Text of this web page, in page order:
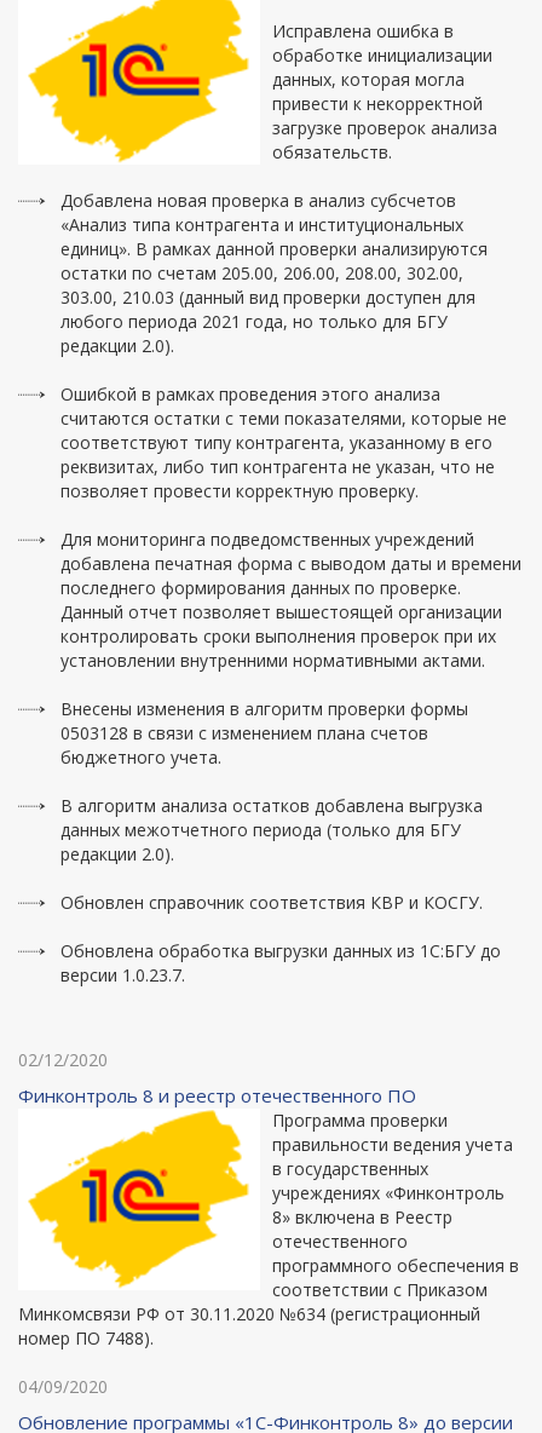
Исправлена ошибка в
обработке инициализации
данных, которая могла
привести к некорректной
загрузке проверок анализа
обязательств.
Добавлена новая проверка в анализ субсчетов
«Анализ типа контрагента и институциональных
единиц». В рамках данной проверки анализируются
остатки по счетам 205.00, 206.00, 208.00, 302.00,
303.00, 210.03 (данный вид проверки доступен для
любого периода 2021 года, но только для БГУ
редакции 2.0).
Ошибкой в рамках проведения этого анализа
считаются остатки с теми показателями, которые не
соответствуют типу контрагента, указанному в его
реквизитах, либо тип контрагента не указан, что не
позволяет провести корректную проверку.
Для мониторинга подведомственных учреждений
добавлена печатная форма с выводом даты и времени
последнего формирования данных по проверке.
Данный отчет позволяет вышестоящей организации
контролировать сроки выполнения проверок при их
установлении внутренними нормативными актами.
Внесены изменения в алгоритм проверки формы
0503128 в связи с изменением плана счетов
бюджетного учета.
В алгоритм анализа остатков добавлена выгрузка
данных межотчетного периода (только для БГУ
редакции 2.0).
Обновлен справочник соответствия КВР и КОСГУ.
Обновлена обработка выгрузки данных из 1С:БГУ до
версии 1.0.23.7.
02/12/2020
Финконтроль 8 и реестр отечественного ПО
Программа проверки
правильности ведения учета
в государственных
учреждениях «Финконтроль
8» включена в Реестр
отечественного
программного обеспечения в
соответствии с Приказом
Минкомсвязи РФ от 30.11.2020 №634 (регистрационный
номер ПО 7488).
04/09/2020
Обновление программы «1С-Финконтроль 8» до версии